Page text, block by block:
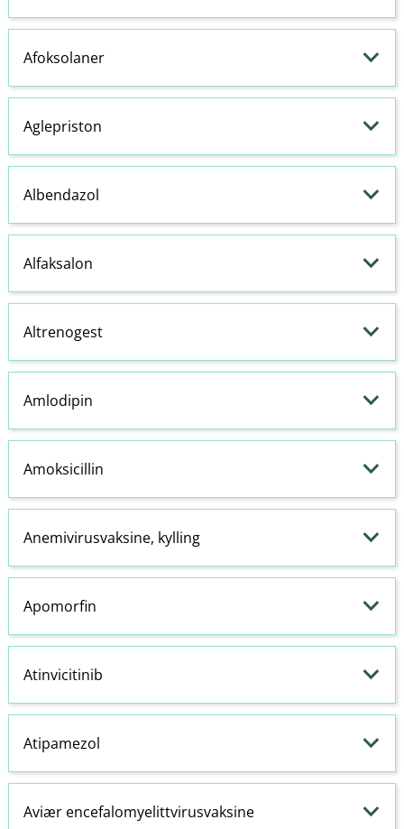
Afoksolaner
Aglepriston
Albendazol
Alfaksalon
Altrenogest
Amlodipin
Amoksicillin
Anemivirusvaksine, kylling
Apomorfin
Atinvicitinib
Atipamezol
Aviær encefalomyelittvirusvaksine